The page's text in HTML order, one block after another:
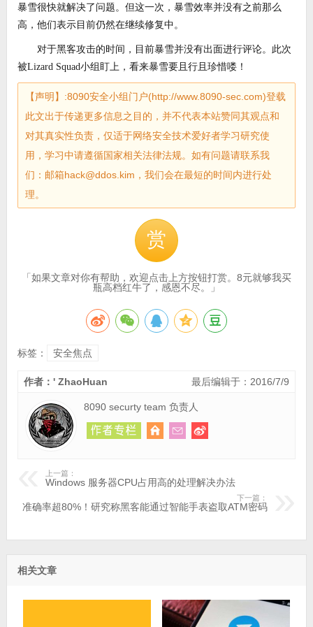
暴雪很快就解决了问题。但这一次，暴雪效率并没有之前那么
高，他们表示目前仍然在继续修复中。
对于黑客攻击的时间，目前暴雪并没有出面进行评论。此次
被Lizard Squad小组盯上，看来暴雪要且行且珍惜喽！
【声明】:8090安全小组门户(http://www.8090-sec.com)登载
此文出于传递更多信息之目的，并不代表本站赞同其观点和
对其真实性负责，仅适于网络安全技术爱好者学习研究使
用，学习中请遵循国家相关法律法规。如有问题请联系我
们：邮箱hack@ddos.kim，我们会在最短的时间内进行处
理。
赏
「如果文章对你有帮助，欢迎点击上方按钮打赏。8元就够我买
瓶高档红牛了，感恩不尽。」
标签： 安全焦点
最后编辑于：2016/7/9
作者：' ZhaoHuan
8090 securty team 负责人
上一篇：
Windows 服务器CPU占用高的处理解决办法
下一篇：
准确率超80%！研究称黑客能通过智能手表盗取ATM密码
相关文章